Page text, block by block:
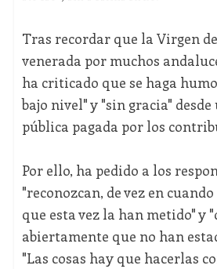
Tras recordar que la Virgen
venerada por muchos
ha criticado que se haga
bajo nivel" y "sin gracia"
pública pagada por los
Por ello, ha pedido a los
"reconozcan, de vez en
que esta vez la han metido" y
abiertamente que no han
"Las cosas hay que hacerlas